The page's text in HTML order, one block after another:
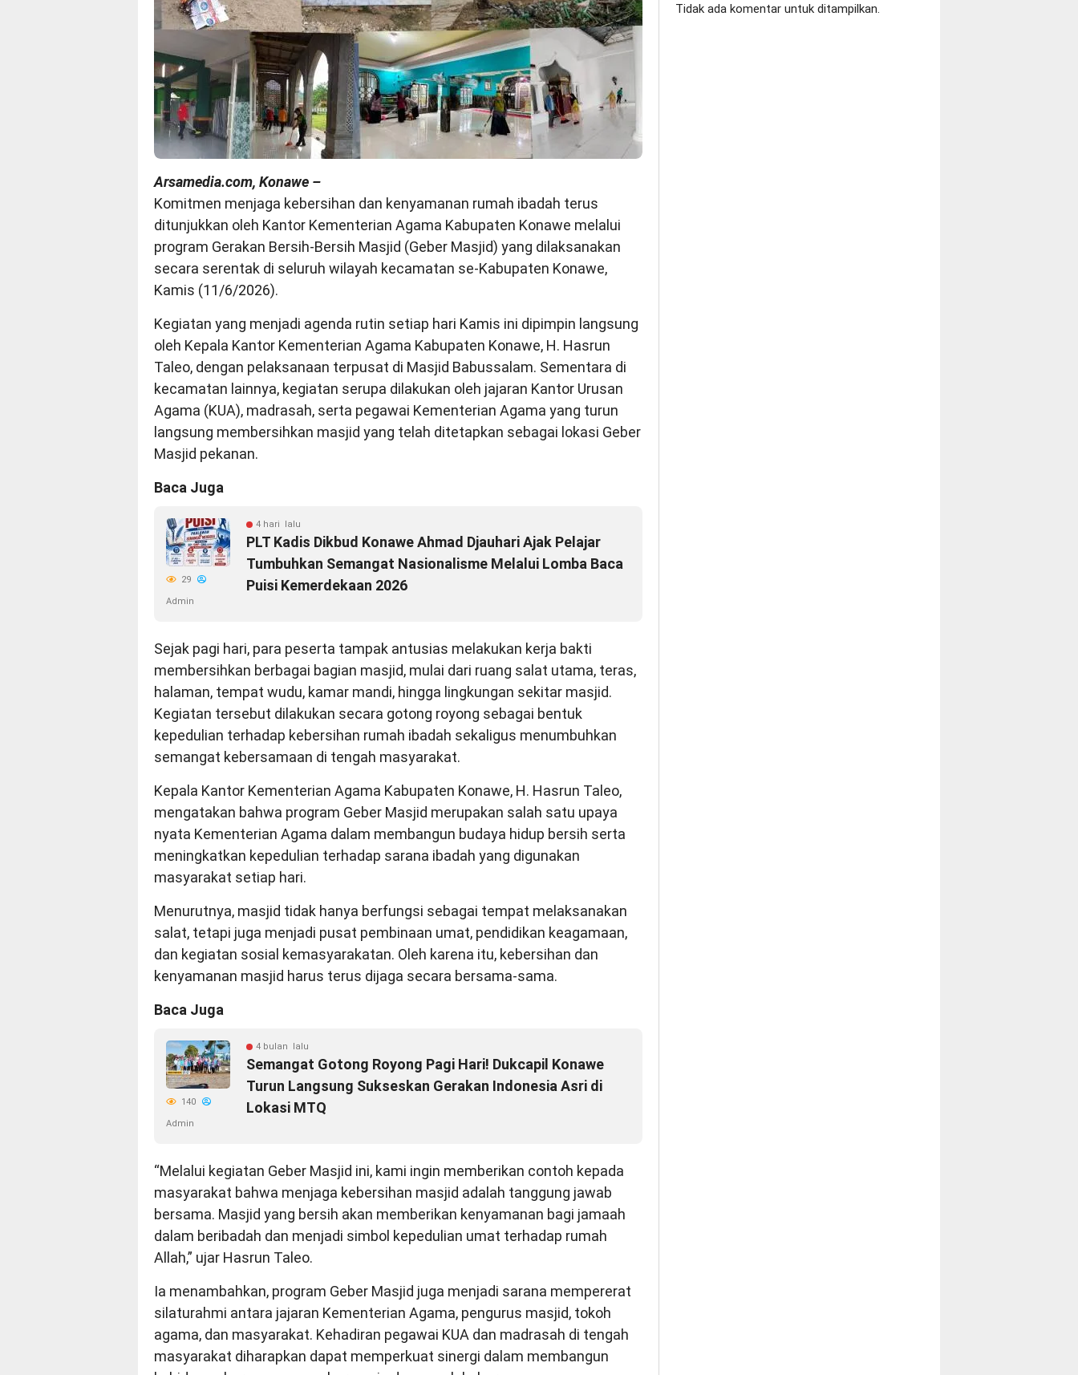
Arsamedia.com, Konawe –
Komitmen menjaga kebersihan dan kenyamanan rumah ibadah terus
ditunjukkan oleh Kantor Kementerian Agama Kabupaten Konawe melalui
program Gerakan Bersih-Bersih Masjid (Geber Masjid) yang dilaksanakan
secara serentak di seluruh wilayah kecamatan se-Kabupaten Konawe,
Kamis (11/6/2026).
Kegiatan yang menjadi agenda rutin setiap hari Kamis ini dipimpin langsung
oleh Kepala Kantor Kementerian Agama Kabupaten Konawe, H. Hasrun
Taleo, dengan pelaksanaan terpusat di Masjid Babussalam. Sementara di
kecamatan lainnya, kegiatan serupa dilakukan oleh jajaran Kantor Urusan
Agama (KUA), madrasah, serta pegawai Kementerian Agama yang turun
langsung membersihkan masjid yang telah ditetapkan sebagai lokasi Geber
Masjid pekanan.
Baca Juga
4 hari lalu
PLT Kadis Dikbud Konawe Ahmad Djauhari Ajak Pelajar
Tumbuhkan Semangat Nasionalisme Melalui Lomba Baca
Puisi Kemerdekaan 2026
29
Admin
Sejak pagi hari, para peserta tampak antusias melakukan kerja bakti
membersihkan berbagai bagian masjid, mulai dari ruang salat utama, teras,
halaman, tempat wudu, kamar mandi, hingga lingkungan sekitar masjid.
Kegiatan tersebut dilakukan secara gotong royong sebagai bentuk
kepedulian terhadap kebersihan rumah ibadah sekaligus menumbuhkan
semangat kebersamaan di tengah masyarakat.
Kepala Kantor Kementerian Agama Kabupaten Konawe, H. Hasrun Taleo,
mengatakan bahwa program Geber Masjid merupakan salah satu upaya
nyata Kementerian Agama dalam membangun budaya hidup bersih serta
meningkatkan kepedulian terhadap sarana ibadah yang digunakan
masyarakat setiap hari.
Menurutnya, masjid tidak hanya berfungsi sebagai tempat melaksanakan
salat, tetapi juga menjadi pusat pembinaan umat, pendidikan keagamaan,
dan kegiatan sosial kemasyarakatan. Oleh karena itu, kebersihan dan
kenyamanan masjid harus terus dijaga secara bersama-sama.
Baca Juga
4 bulan lalu
Semangat Gotong Royong Pagi Hari! Dukcapil Konawe
Turun Langsung Sukseskan Gerakan Indonesia Asri di
Lokasi MTQ
140
Admin
“Melalui kegiatan Geber Masjid ini, kami ingin memberikan contoh kepada
masyarakat bahwa menjaga kebersihan masjid adalah tanggung jawab
bersama. Masjid yang bersih akan memberikan kenyamanan bagi jamaah
dalam beribadah dan menjadi simbol kepedulian umat terhadap rumah
Allah,” ujar Hasrun Taleo.
Ia menambahkan, program Geber Masjid juga menjadi sarana mempererat
silaturahmi antara jajaran Kementerian Agama, pengurus masjid, tokoh
agama, dan masyarakat. Kehadiran pegawai KUA dan madrasah di tengah
masyarakat diharapkan dapat memperkuat sinergi dalam membangun
Tidak ada komentar untuk ditampilkan.